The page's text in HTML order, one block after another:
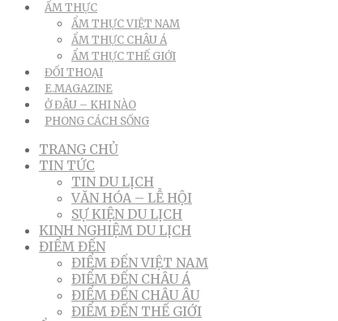
ẨM THỰC
ẨM THỰC VIỆT NAM
ẨM THỰC CHÂU Á
ẨM THỰC THẾ GIỚI
ĐỐI THOẠI
E.MAGAZINE
Ở ĐÂU – KHI NÀO
PHONG CÁCH SỐNG
TRANG CHỦ
TIN TỨC
TIN DU LỊCH
VĂN HÓA – LỄ HỘI
SỰ KIỆN DU LỊCH
KINH NGHIỆM DU LỊCH
ĐIỂM ĐẾN
ĐIỂM ĐẾN VIỆT NAM
ĐIỂM ĐẾN CHÂU Á
ĐIỂM ĐẾN CHÂU ÂU
ĐIỂM ĐẾN THẾ GIỚI